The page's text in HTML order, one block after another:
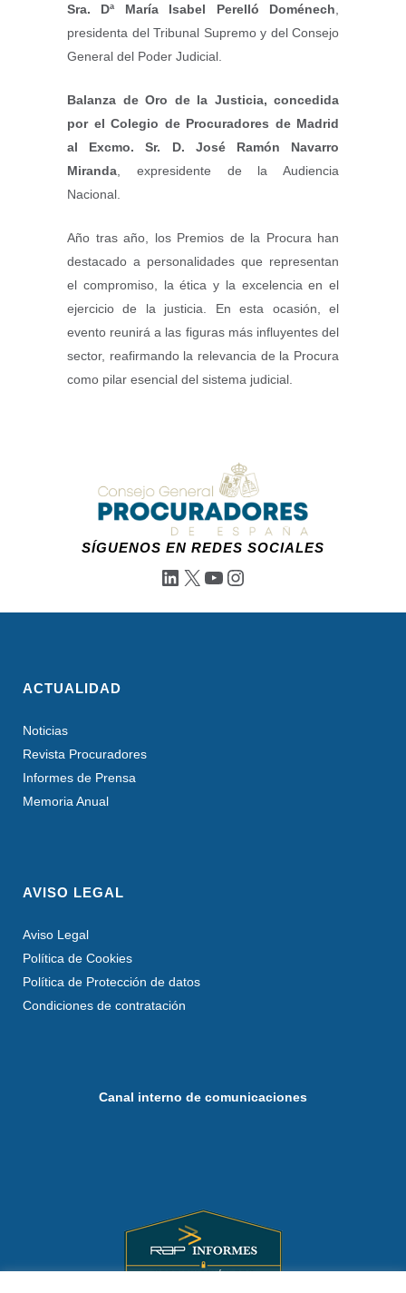
Sra. Dª María Isabel Perelló Doménech,
presidenta del Tribunal Supremo y del Consejo
General del Poder Judicial.
Balanza de Oro de la Justicia, concedida
por el Colegio de Procuradores de Madrid
al Excmo. Sr. D. José Ramón Navarro
Miranda, expresidente de la Audiencia
Nacional.
Año tras año, los Premios de la Procura han
destacado a personalidades que representan
el compromiso, la ética y la excelencia en el
ejercicio de la justicia. En esta ocasión, el
evento reunirá a las figuras más influyentes del
sector, reafirmando la relevancia de la Procura
como pilar esencial del sistema judicial.
SÍGUENOS EN REDES SOCIALES
LinkedIn
X YouTube
Instagram
ACTUALIDAD
Noticias
Revista Procuradores
Informes de Prensa
Memoria Anual
AVISO LEGAL
Aviso Legal
Política de Cookies
Política de Protección de datos
Condiciones de contratación
Canal interno de comunicaciones